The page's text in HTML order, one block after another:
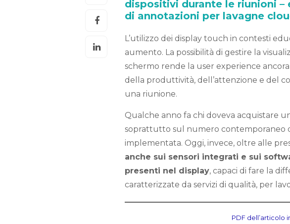
dispositivi durante le riunioni –
di annotazioni per lavagne
L’utilizzo dei display touch in contesti
aumento. La possibilità di gestire la
schermo rende la user experience
della produttività, dell’attenzione e del
una riunione.
Qualche anno fa chi doveva acquistare
soprattutto sul numero contemporaneo
implementata. Oggi, invece, oltre alle
anche sui sensori integrati e sui
presenti nel display, capaci di fare la
caratterizzate da servizi di qualità, per
PDF dell’articolo